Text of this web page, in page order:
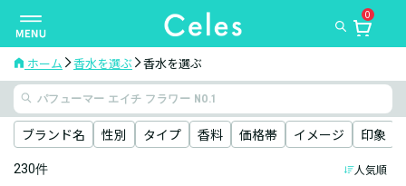
ナ
ビ
ゲ
ー
シ
ョ
ン
を
0
ホーム 香水を選ぶ 香水を選ぶ
ブランド名 性別 タイプ 香料 価格帯 イメージ 印象
230件 人気順